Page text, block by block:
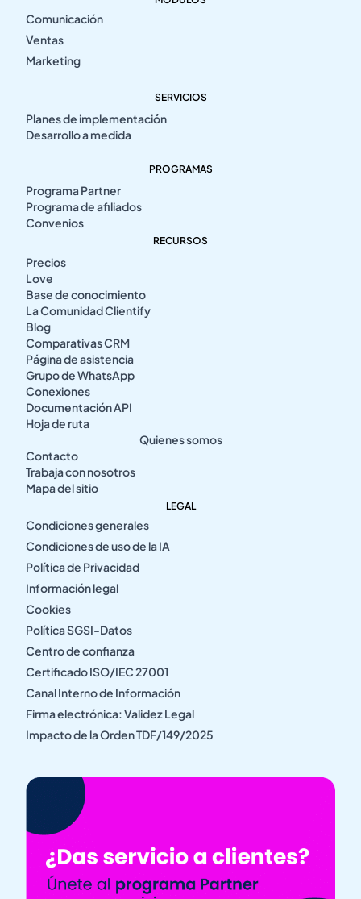
Comunicación
Ventas
Marketing
SERVICIOS
Planes de implementación
Desarrollo a medida
PROGRAMAS
Programa Partner
Programa de afiliados
Convenios
RECURSOS
Precios
Love
Base de conocimiento
La Comunidad Clientify
Blog
Comparativas CRM
Página de asistencia
Grupo de WhatsApp
Conexiones
Documentación API
Hoja de ruta
Quienes somos
Contacto
Trabaja con nosotros
Mapa del sitio
LEGAL
Condiciones generales
Condiciones de uso de la IA
Política de Privacidad
Información legal
Cookies
Política SGSI-Datos
Centro de confianza
Certificado ISO/IEC 27001
Canal Interno de Información
Firma electrónica: Validez Legal
Impacto de la Orden TDF/149/2025